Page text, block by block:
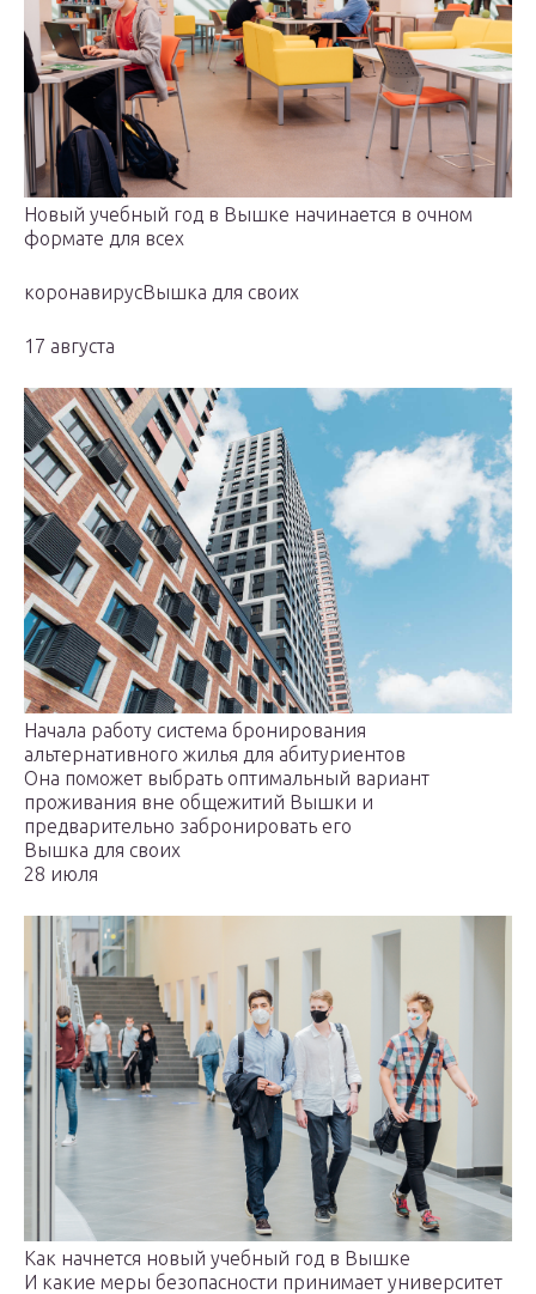
Новый учебный год в Вышке начинается в очном
формате для всех
коронавирусВышка для своих
17 августа
Начала работу система бронирования
альтернативного жилья для абитуриентов
Она поможет выбрать оптимальный вариант
проживания вне общежитий Вышки и
предварительно забронировать его
Вышка для своих
28 июля
Как начнется новый учебный год в Вышке
И какие меры безопасности принимает университет